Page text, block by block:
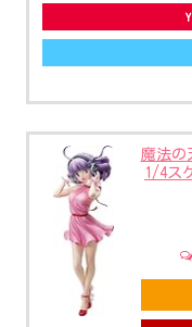
魔法の
1/4ス